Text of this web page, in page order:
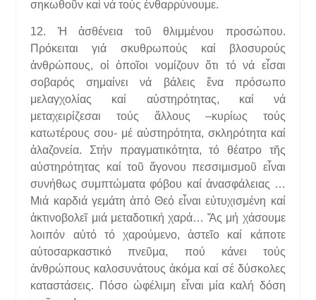
σηκωθοῦν καί νά τούς ἐνθαρρύνουμε.
12. Ἡ ἀσθένεια τοῦ θλιμμένου προσώπου.
Πρόκειται γιά σκυθρωπούς καί βλοσυρούς
ἀνθρώπους, οἱ ὁποῖοι νομίζουν ὅτι τό νά εἶσαι
σοβαρός σημαίνει νά βάλεις ἕνα πρόσωπο
μελαγχολίας καί αὐστηρότητας, καί νά
μεταχειρίζεσαι τούς ἄλλους –κυρίως τούς
κατωτέρους σου- μέ αὐστηρότητα, σκληρότητα καί
ἀλαζονεία. Στήν πραγματικότητα, τό θέατρο τῆς
αὐστηρότητας καί τοῦ ἄγονου πεσσιμισμοῦ εἶναι
συνήθως συμπτώματα φόβου καί ἀνασφάλειας …
Μιά καρδιά γεμάτη ἀπό Θεό εἶναι εὐτυχισμένη καί
ἀκτινοβολεῖ μιά μεταδοτική χαρά… Ἄς μή χάσουμε
λοιπόν αὐτό τό χαρούμενο, ἀστεῖο καί κάποτε
αὐτοσαρκαστικό πνεῦμα, πού κάνει τούς
ἀνθρώπους καλοσυνάτους ἀκόμα καί σέ δύσκολες
καταστάσεις. Πόσο ὠφέλιμη εἶναι μία καλή δόση